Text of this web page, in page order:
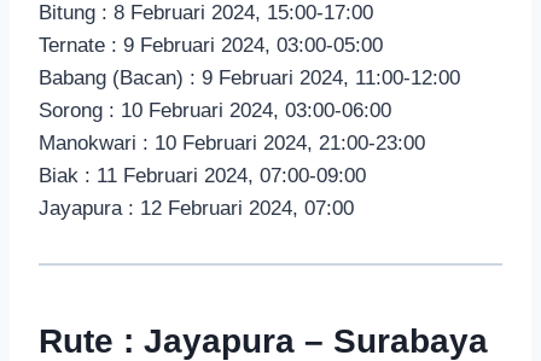
Bitung : 8 Februari 2024, 15:00-17:00
Ternate : 9 Februari 2024, 03:00-05:00
Babang (Bacan) : 9 Februari 2024, 11:00-12:00
Sorong : 10 Februari 2024, 03:00-06:00
Manokwari : 10 Februari 2024, 21:00-23:00
Biak : 11 Februari 2024, 07:00-09:00
Jayapura : 12 Februari 2024, 07:00
Rute : Jayapura – Surabaya